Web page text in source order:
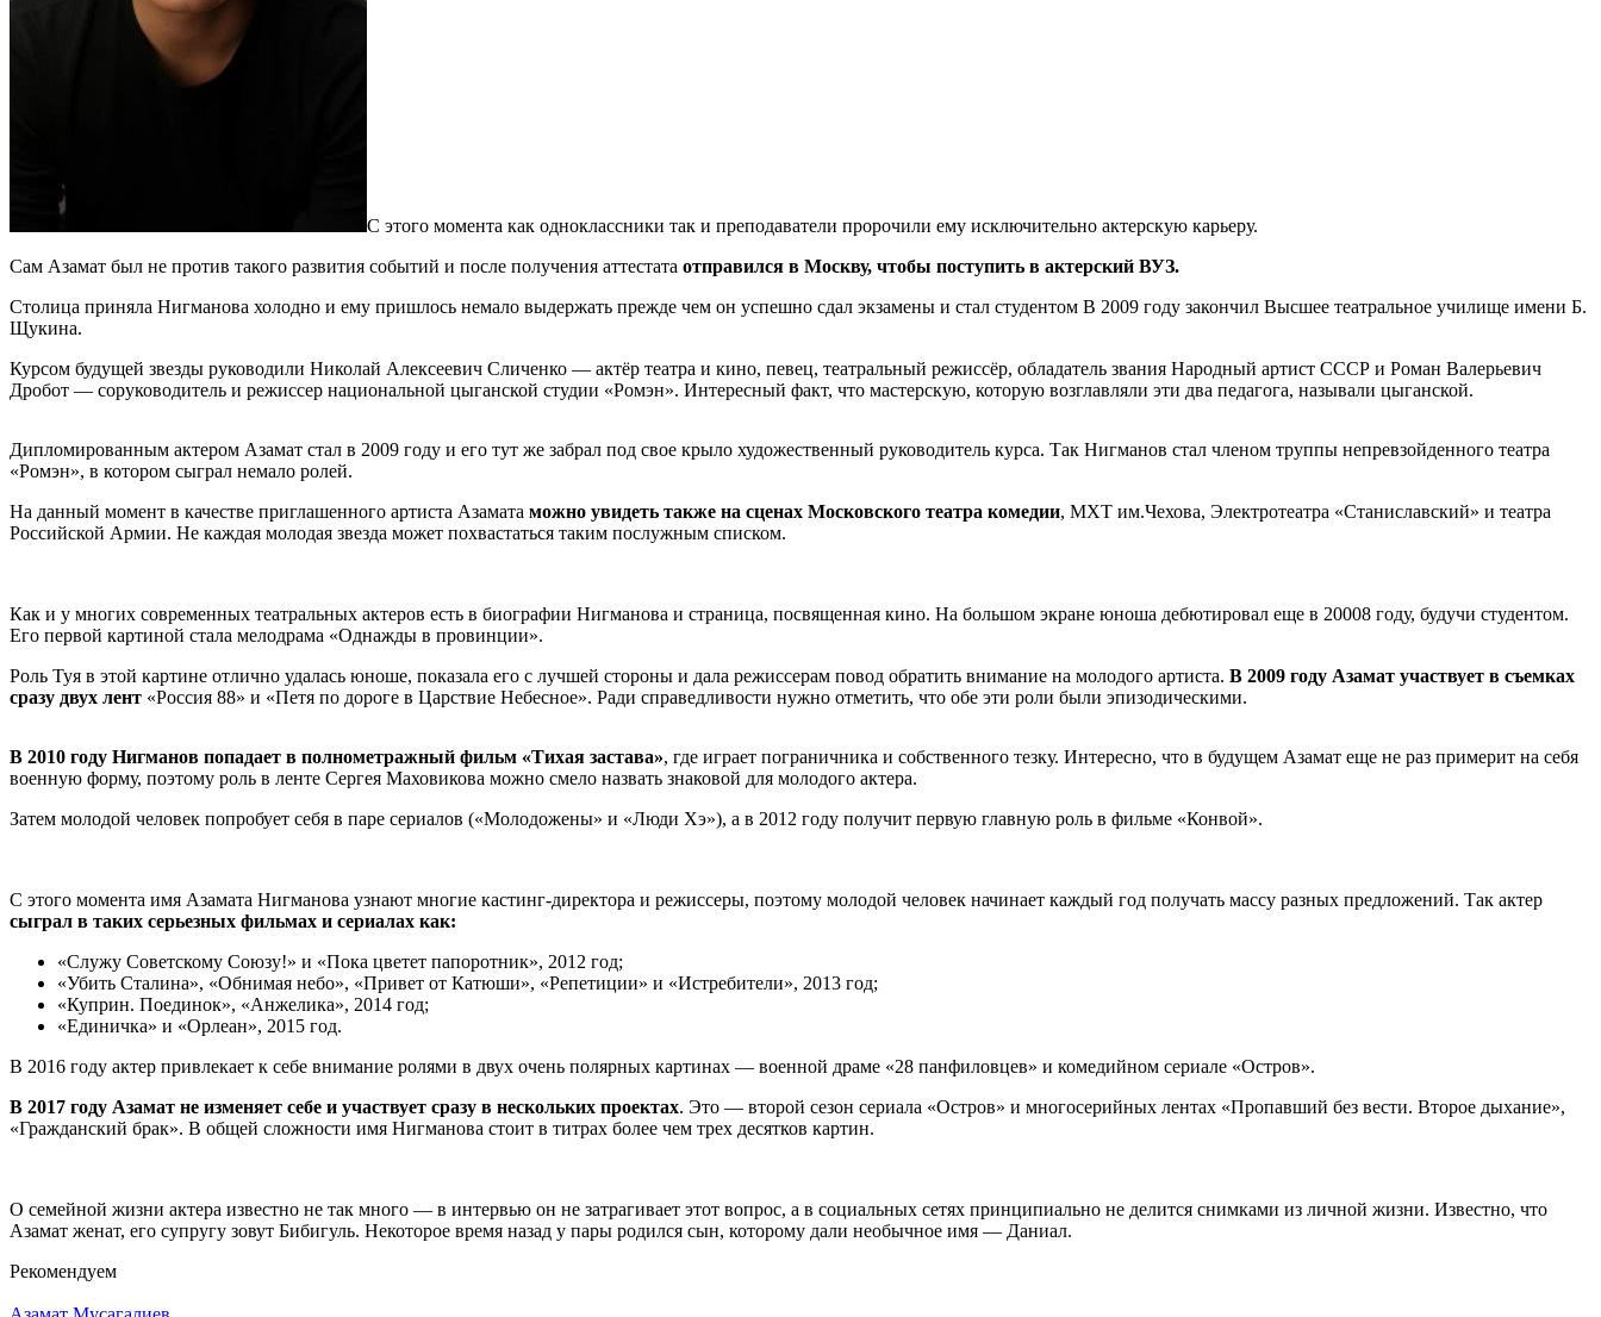
С этого момента как одноклассники так и преподаватели пророчили ему исключительно актерскую карьеру.
Сам Азамат был не против такого развития событий и после получения аттестата отправился в Москву, чтобы поступить в актерский ВУЗ.
Столица приняла Нигманова холодно и ему пришлось немало выдержать прежде чем он успешно сдал экзамены и стал студентом В 2009 году закончил Высшее театральное училище имени Б.
Щукина.
Курсом будущей звезды руководили Николай Алексеевич Сличенко — актёр театра и кино, певец, театральный режиссёр, обладатель звания Народный артист СССР и Роман Валерьевич
Дробот — соруководитель и режиссер национальной цыганской студии «Ромэн». Интересный факт, что мастерскую, которую возглавляли эти два педагога, называли цыганской.
Дипломированным актером Азамат стал в 2009 году и его тут же забрал под свое крыло художественный руководитель курса. Так Нигманов стал членом труппы непревзойденного театра
«Ромэн», в котором сыграл немало ролей.
На данный момент в качестве приглашенного артиста Азамата можно увидеть также на сценах Московского театра комедии, МХТ им.Чехова, Электротеатра «Станиславский» и театра
Российской Армии. Не каждая молодая звезда может похвастаться таким послужным списком.
Как и у многих современных театральных актеров есть в биографии Нигманова и страница, посвященная кино. На большом экране юноша дебютировал еще в 20008 году, будучи студентом.
Его первой картиной стала мелодрама «Однажды в провинции».
Роль Туя в этой картине отлично удалась юноше, показала его с лучшей стороны и дала режиссерам повод обратить внимание на молодого артиста. В 2009 году Азамат участвует в съемках
сразу двух лент «Россия 88» и «Петя по дороге в Царствие Небесное». Ради справедливости нужно отметить, что обе эти роли были эпизодическими.
В 2010 году Нигманов попадает в полнометражный фильм «Тихая застава», где играет пограничника и собственного тезку. Интересно, что в будущем Азамат еще не раз примерит на себя
военную форму, поэтому роль в ленте Сергея Маховикова можно смело назвать знаковой для молодого актера.
Затем молодой человек попробует себя в паре сериалов («Молодожены» и «Люди Хэ»), а в 2012 году получит первую главную роль в фильме «Конвой».
С этого момента имя Азамата Нигманова узнают многие кастинг-директора и режиссеры, поэтому молодой человек начинает каждый год получать массу разных предложений. Так актер
сыграл в таких серьезных фильмах и сериалах как:
«Служу Советскому Союзу!» и «Пока цветет папоротник», 2012 год;
«Убить Сталина», «Обнимая небо», «Привет от Катюши», «Репетиции» и «Истребители», 2013 год;
«Куприн. Поединок», «Анжелика», 2014 год;
«Единичка» и «Орлеан», 2015 год.
В 2016 году актер привлекает к себе внимание ролями в двух очень полярных картинах — военной драме «28 панфиловцев» и комедийном сериале «Остров».
В 2017 году Азамат не изменяет себе и участвует сразу в нескольких проектах. Это — второй сезон сериала «Остров» и многосерийных лентах «Пропавший без вести. Второе дыхание»,
«Гражданский брак». В общей сложности имя Нигманова стоит в титрах более чем трех десятков картин.
О семейной жизни актера известно не так много — в интервью он не затрагивает этот вопрос, а в социальных сетях принципиально не делится снимками из личной жизни. Известно, что
Азамат женат, его супругу зовут Бибигуль. Некоторое время назад у пары родился сын, которому дали необычное имя — Даниал.
Рекомендуем